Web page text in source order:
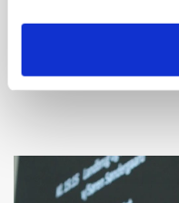
På døgnvagt i høsten